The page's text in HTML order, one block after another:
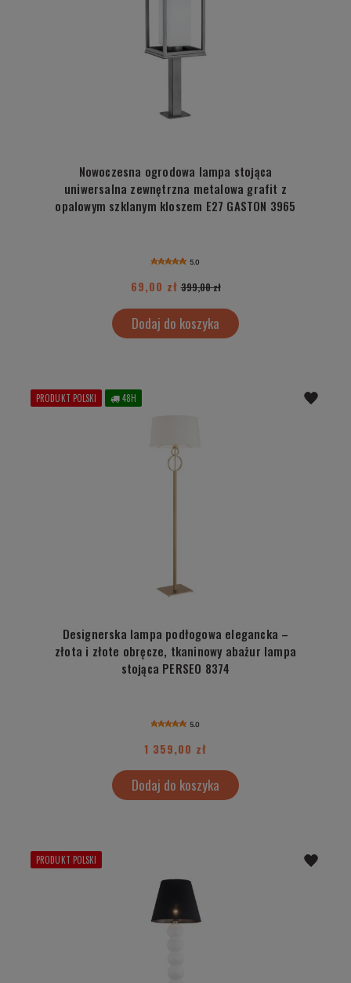
Nowoczesna ogrodowa lampa stojąca
uniwersalna zewnętrzna metalowa grafit z
opalowym szklanym kloszem E27 GASTON 3965
5.0
69,00 zł 399,00 zł
Dodaj do koszyka
Designerska lampa podłogowa elegancka –
złota i złote obręcze, tkaninowy abażur lampa
stojąca PERSEO 8374
5.0
1 359,00 zł
Dodaj do koszyka
PRODUKT POLSKI 48H
PRODUKT POLSKI